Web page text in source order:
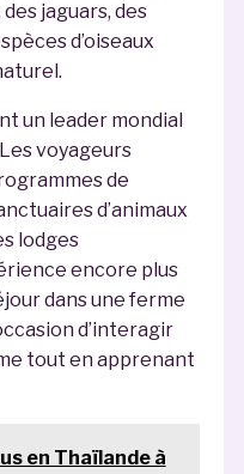
jaguars, des
d’oiseaux
un leader mondial
voyageurs
de
d’animaux
lodges
encore plus
dans une ferme
d’interagir
tout en apprenant
en Thaïlande à